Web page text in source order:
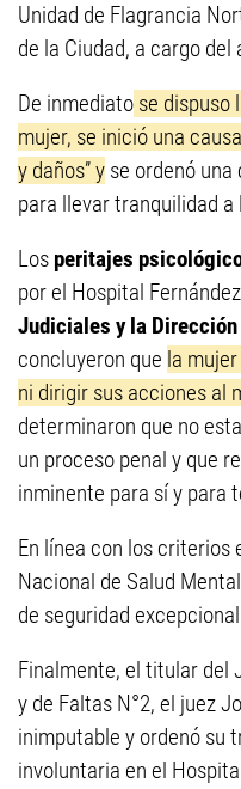
Unidad de Flagrancia
de la Ciudad, a cargo
De inmediato se dispuso
mujer, se inició una
y daños” y se ordenó
para llevar tranquilidad a
Los peritajes
por el Hospital
Judiciales y la
concluyeron que la
ni dirigir sus acciones al
determinaron que no
un proceso penal y que
inminente para sí y para
En línea con los criterios
Nacional de Salud
de seguridad
Finalmente, el titular del
y de Faltas N°2, el juez
inimputable y ordenó su
involuntaria en el